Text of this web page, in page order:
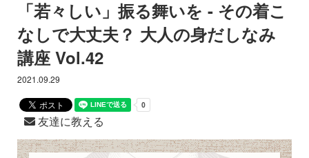
「若々しい」振る舞いを - その着こ
なしで大丈夫？ 大人の身だしなみ
講座 Vol.42
2021.09.29
友達に教える